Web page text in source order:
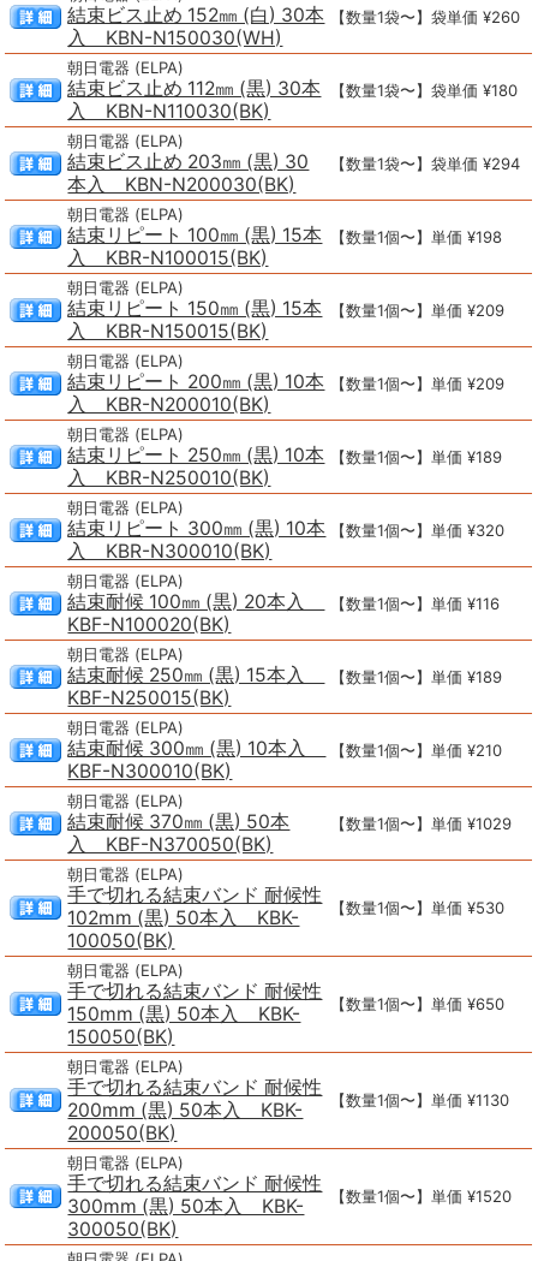
結束ビス止め 152㎜ (白) 30本
入 KBN-N150030(WH)
【数量1袋〜】袋単価 ¥260
朝日電器 (ELPA)
結束ビス止め 112㎜ (黒) 30本
入 KBN-N110030(BK)
【数量1袋〜】袋単価 ¥180
朝日電器 (ELPA)
結束ビス止め 203㎜ (黒) 30
本入 KBN-N200030(BK)
【数量1袋〜】袋単価 ¥294
朝日電器 (ELPA)
結束リピート 100㎜ (黒) 15本
入 KBR-N100015(BK)
【数量1個〜】単価 ¥198
朝日電器 (ELPA)
結束リピート 150㎜ (黒) 15本
入 KBR-N150015(BK)
【数量1個〜】単価 ¥209
朝日電器 (ELPA)
結束リピート 200㎜ (黒) 10本
入 KBR-N200010(BK)
【数量1個〜】単価 ¥209
朝日電器 (ELPA)
結束リピート 250㎜ (黒) 10本
入 KBR-N250010(BK)
【数量1個〜】単価 ¥189
朝日電器 (ELPA)
結束リピート 300㎜ (黒) 10本
入 KBR-N300010(BK)
【数量1個〜】単価 ¥320
朝日電器 (ELPA)
結束耐候 100㎜ (黒) 20本入
KBF-N100020(BK)
【数量1個〜】単価 ¥116
朝日電器 (ELPA)
結束耐候 250㎜ (黒) 15本入
KBF-N250015(BK)
【数量1個〜】単価 ¥189
朝日電器 (ELPA)
結束耐候 300㎜ (黒) 10本入
KBF-N300010(BK)
【数量1個〜】単価 ¥210
朝日電器 (ELPA)
結束耐候 370㎜ (黒) 50本
入 KBF-N370050(BK)
【数量1個〜】単価 ¥1029
朝日電器 (ELPA)
手で切れる結束バンド 耐候性
102mm (黒) 50本入 KBK-
100050(BK)
【数量1個〜】単価 ¥530
朝日電器 (ELPA)
手で切れる結束バンド 耐候性
150mm (黒) 50本入 KBK-
150050(BK)
【数量1個〜】単価 ¥650
朝日電器 (ELPA)
手で切れる結束バンド 耐候性
200mm (黒) 50本入 KBK-
200050(BK)
【数量1個〜】単価 ¥1130
朝日電器 (ELPA)
手で切れる結束バンド 耐候性
300mm (黒) 50本入 KBK-
300050(BK)
【数量1個〜】単価 ¥1520